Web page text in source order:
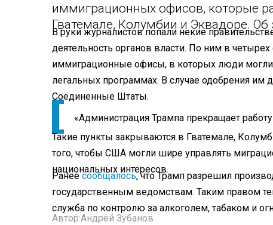
иммиграционных офисов, которые
Гватемале, Колумбии и Эквадоре.
В руки журналистов попали некие
деятельность органов власти. По ним в
иммиграционные офисы, в которых люди могли
легальных программах. В случае одобрения
Соединенные Штаты.
«Администрация Трампа прекращает
Такие пункты закрываются в Гватемале,
того, чтобы США могли шире управлять
национальных интересов.
Ранеесообщалось, что Трамп разрешил
государственным ведомствам. Таким правом
служба по контролю за алкоголем, табаком и
Автор:Андрей Зубанов